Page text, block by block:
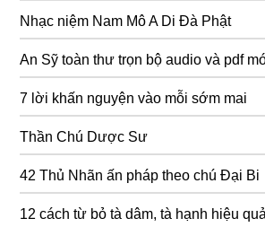
Nhạc niệm Nam Mô A Di Đà Phật
An Sỹ toàn thư trọn bộ audio và pdf
7 lời khấn nguyện vào mỗi sớm mai
Thần Chú Dược Sư
42 Thủ Nhãn ấn pháp theo chú Đại Bi
12 cách từ bỏ tà dâm, tà hạnh hiệu quả